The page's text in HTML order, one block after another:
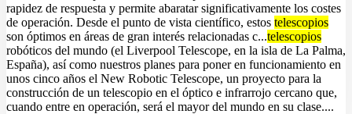
rapidez de respuesta y permite abaratar significativamente los costes
de operación. Desde el punto de vista científico, estos telescopios
son óptimos en áreas de gran interés relacionadas c...telescopios
robóticos del mundo (el Liverpool Telescope, en la isla de La Palma,
España), así como nuestros planes para poner en funcionamiento en
unos cinco años el New Robotic Telescope, un proyecto para la
construcción de un telescopio en el óptico e infrarrojo cercano que,
cuando entre en operación, será el mayor del mundo en su clase....